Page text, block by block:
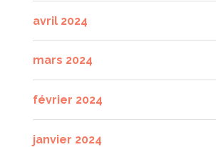
avril 2024
mars 2024
février 2024
janvier 2024